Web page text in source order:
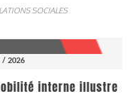
SOCIALES
/ 2026
interne illustre